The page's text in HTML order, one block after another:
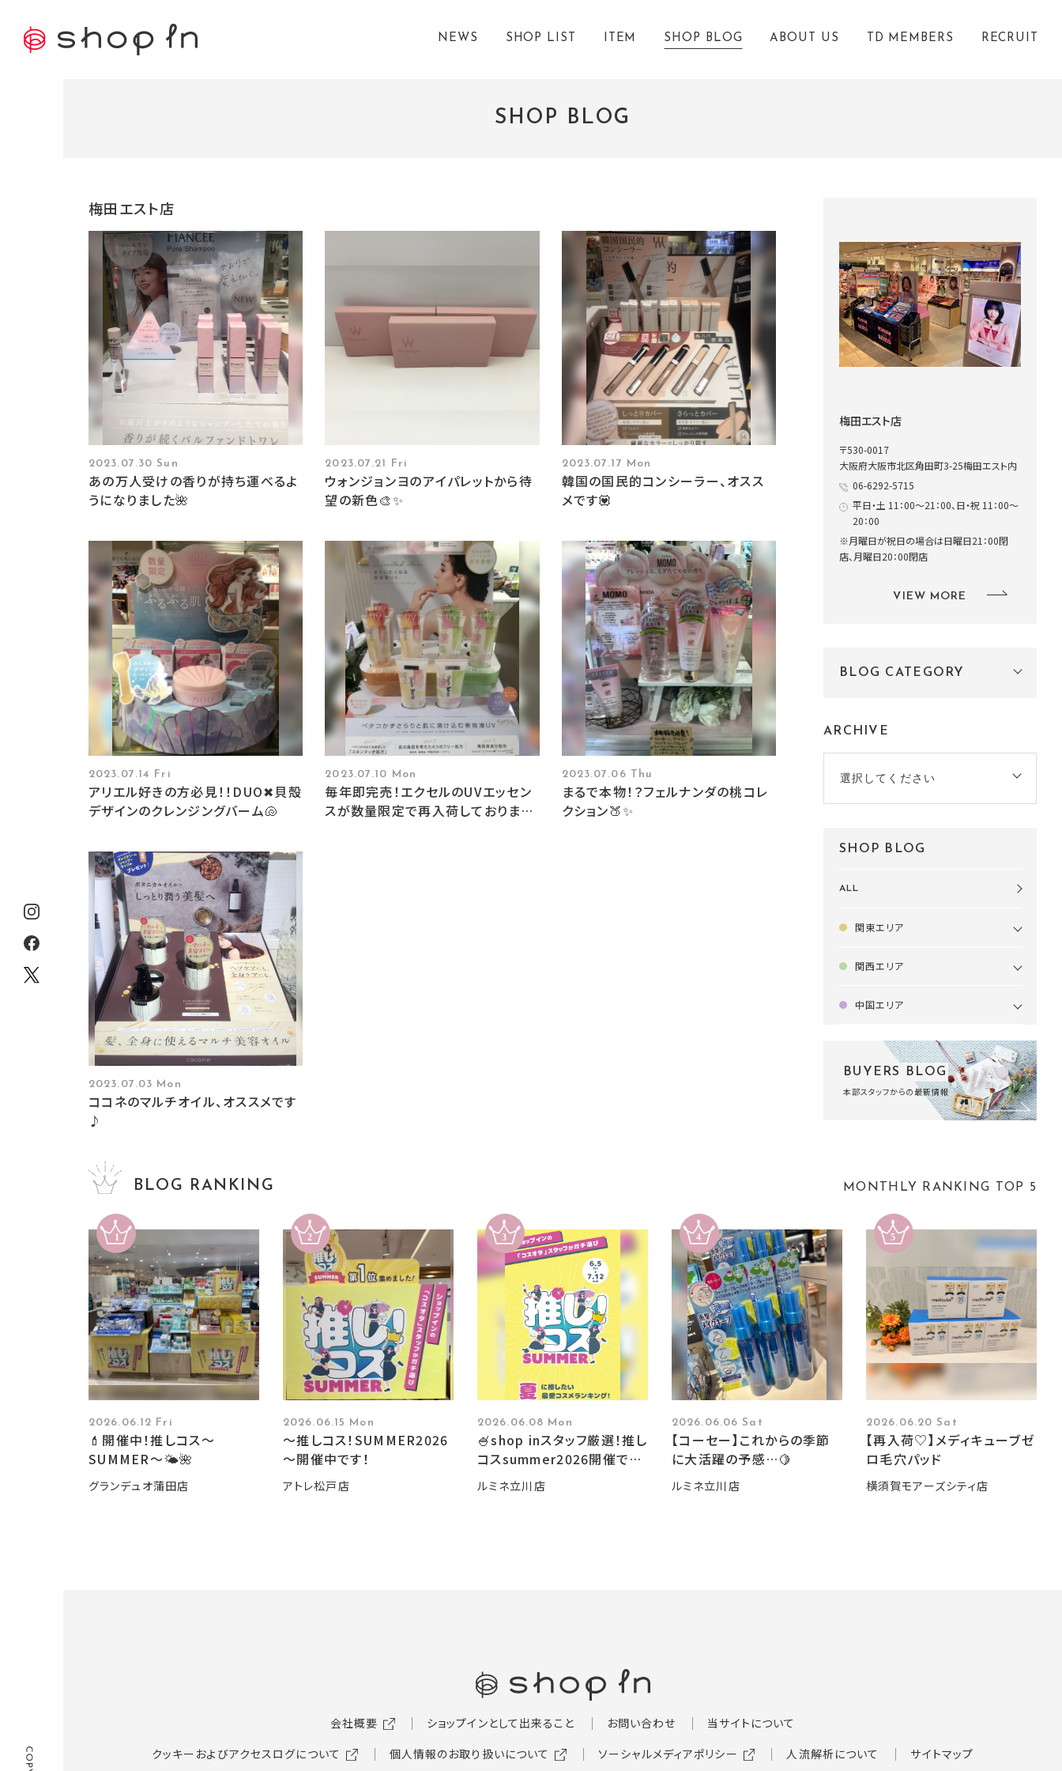
NEWS SHOP LIST ITEM SHOP BLOG ABOUT US TD MEMBERS RECRUIT
SHOP BLOG
梅田エスト店
2023.07.30 Sun
あの万人受けの香りが持ち運べるよ
うになりました🌺
2023.07.21 Fri
ウォンジョンヨのアイパレットから待
望の新色🎨✨
2023.07.17 Mon
韓国の国民的コンシーラー、オスス
メです💟
2023.07.14 Fri
アリエル好きの方必見！！DUO✖︎貝殻
デザインのクレンジングバーム🐚
2023.07.10 Mon
毎年即完売！エクセルのUVエッセン
スが数量限定で再入荷しております
2023.07.06 Thu
まるで本物！？フェルナンダの桃コレ
クション🍑✨
2023.07.03 Mon
ココネのマルチオイル、オススメです
♪
梅田エスト店
〒530-0017
大阪府大阪市北区角田町3-25梅田エスト内
06-6292-5715
平日・土 11：00～21：00、日・祝 11：00～
20：00
※月曜日が祝日の場合は日曜日21：00閉
店、月曜日20：00閉店
VIEW MORE
BLOG CATEGORY
ARCHIVE
選択してください
SHOP BLOG
ALL
関東エリア
関西エリア
中国エリア
BUYERS BLOG
本部スタッフからの最新情報
BLOG RANKING MONTHLY RANKING TOP 5
2026.06.12 Fri
💄開催中！推しコス〜
SUMMER〜🌤️🌺
グランデュオ蒲田店
2026.06.15 Mon
～推しコス！SUMMER2026
～開催中です！
アトレ松戸店
2026.06.08 Mon
🍧shop inスタッフ厳選！推し
コスsummer2026開催です
🍧
ルミネ立川店
2026.06.06 Sat
【コーセー】これからの季節
に大活躍の予感…🍋
ルミネ立川店
2026.06.20 Sat
【再入荷♡】メディキューブゼ
ロ毛穴パッド
横須賀モアーズシティ店
会社概要 ショップインとして出来ること お問い合わせ
当サイトについて
クッキーおよびアクセスログについて
個人情報のお取り扱いについて ソーシャルメディアポリシー 人流解析について サイトマップ